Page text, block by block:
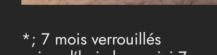
*; 7 mois verrouillés